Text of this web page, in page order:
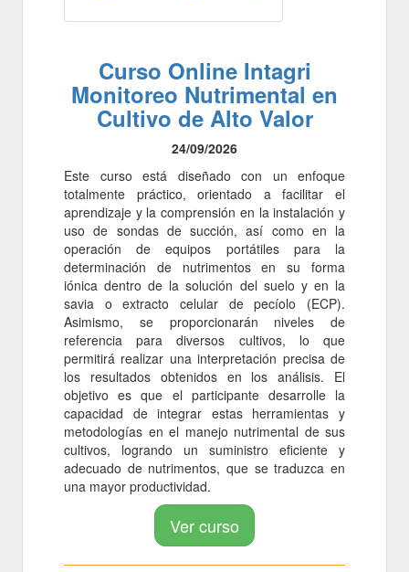
Curso Online Intagri
Monitoreo Nutrimental en
Cultivo de Alto Valor
24/09/2026
Este curso está diseñado con un enfoque
totalmente práctico, orientado a facilitar el
aprendizaje y la comprensión en la instalación y
uso de sondas de succión, así como en la
operación de equipos portátiles para la
determinación de nutrimentos en su forma
iónica dentro de la solución del suelo y en la
savia o extracto celular de pecíolo (ECP).
Asimismo, se proporcionarán niveles de
referencia para diversos cultivos, lo que
permitirá realizar una interpretación precisa de
los resultados obtenidos en los análisis. El
objetivo es que el participante desarrolle la
capacidad de integrar estas herramientas y
metodologías en el manejo nutrimental de sus
cultivos, logrando un suministro eficiente y
adecuado de nutrimentos, que se traduzca en
una mayor productividad.
Ver curso